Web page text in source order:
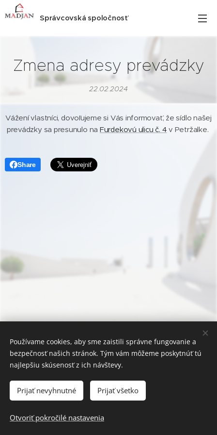
Správcovská spoločnosť
Zmena adresy prevádzky
22.02.2024
Vážení vlastníci, dovoľujeme si Vás informovať, že sídlo našej
prevádzky sa presunulo na Furdekovú ulicu č. 4 v Petržalke.
Share
Cookies
Používame cookies, aby sme zaistili správne fungovanie a
bezpečnosť našich stránok. Tým vám môžeme poskytnúť tú
najlepšiu skúsenosť z ich návštevy.
Prijať nevyhnutné Prijať všetko
Otvoriť pokročilé nastavenia